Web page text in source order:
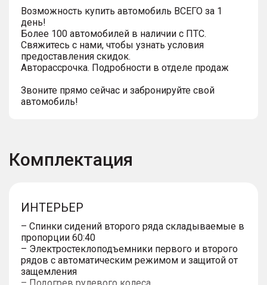
Возможность купить автомобиль ВСЕГО за 1
день!
Более 100 автомобилей в наличии с ПТС.
Свяжитесь с нами, чтобы узнать условия
предоставления скидок.
Авторассрочка. Подробности в отделе продаж
Звоните прямо сейчас и забронируйте свой
автомобиль!
Комплектация
ИНТЕРЬЕР
– Спинки сидений второго ряда складываемые в
пропорции 60:40
– Электростеклоподъемники первого и второго
рядов с автоматическим режимом и защитой от
защемления
– Подогрев рулевого колеса